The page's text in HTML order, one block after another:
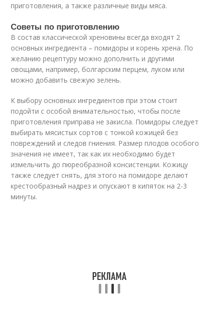
приготовления, а также различные виды мяса.
Советы по приготовлению
В состав классической хреновины всегда входят 2
основных ингредиента – помидоры и корень хрена. По
желанию рецептуру можно дополнить и другими
овощами, например, болгарским перцем, луком или
можно добавить свежую зелень.
К выбору основных ингредиентов при этом стоит
подойти с особой внимательностью, чтобы после
приготовления приправа не закисла. Помидоры следует
выбирать мясистых сортов с тонкой кожицей без
повреждений и следов гниения. Размер плодов особого
значения не имеет, так как их необходимо будет
измельчить до пюреобразной консистенции. Кожицу
также следует снять, для этого на помидоре делают
крестообразный надрез и опускают в кипяток на 2-3
минуты.